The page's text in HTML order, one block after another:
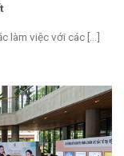
làm việc với các [...]